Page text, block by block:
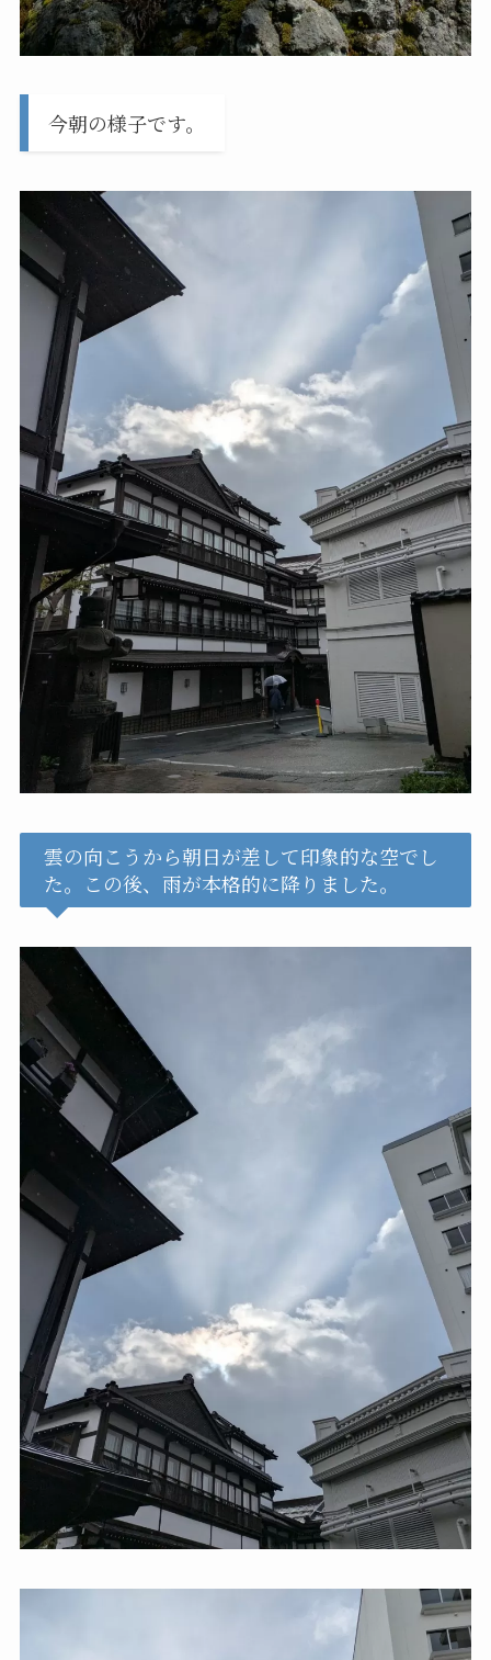
今朝の様子です。
雲の向こうから朝日が差して印象的な空でし
た。この後、雨が本格的に降りました。